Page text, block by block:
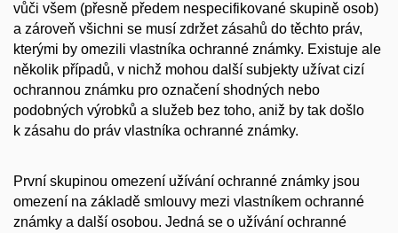
vůči všem (přesně předem nespecifikované skupině osob)
a zároveň všichni se musí zdržet zásahů do těchto práv,
kterými by omezili vlastníka ochranné známky. Existuje ale
několik případů, v nichž mohou další subjekty užívat cizí
ochrannou známku pro označení shodných nebo
podobných výrobků a služeb bez toho, aniž by tak došlo
k zásahu do práv vlastníka ochranné známky.
První skupinou omezení užívání ochranné známky jsou
omezení na základě smlouvy mezi vlastníkem ochranné
známky a další osobou. Jedná se o užívání ochranné